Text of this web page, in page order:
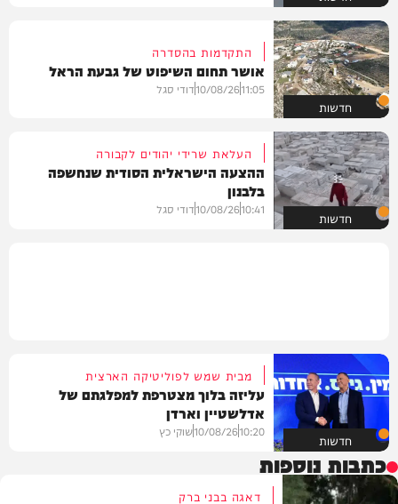
חדשות
התקדמות בהסדרה
אושר תחום השיפוט של גבעת הראל
11:05
10/08/26דודי סגל
חדשות
העלאת שרידי יהודים לקבורה
ההצעה הישראלית הסודית שנחשפה
בלבנון
10:41
10/08/26דודי סגל
חדשות
מבית שמש לפוליטיקה הארצית
עליזה בלוך מצטרפת למפלגתם של
אדלשטיין וארדן
10:20
10/08/26שוקי כץ
כתבות נוספות
דאגה בבני ברק